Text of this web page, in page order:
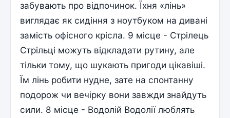
забувають про відпочинок. Їхня «лінь»
виглядає як сидіння з ноутбуком на дивані
замість офісного крісла. 9 місце - Стрілець
Стрільці можуть відкладати рутину, але
тільки тому, що шукають пригоди цікавіші.
Їм лінь робити нудне, зате на спонтанну
подорож чи вечірку вони завжди знайдуть
сили. 8 місце - Водолій Водолії люблять